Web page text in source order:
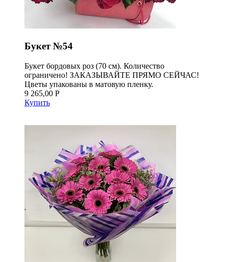
Букет №54
Букет бордовых роз (70 см). Количество
ограничено! ЗАКАЗЫВАЙТЕ ПРЯМО СЕЙЧАС!
Цветы упакованы в матовую пленку.
9 265,00 Р
Купить